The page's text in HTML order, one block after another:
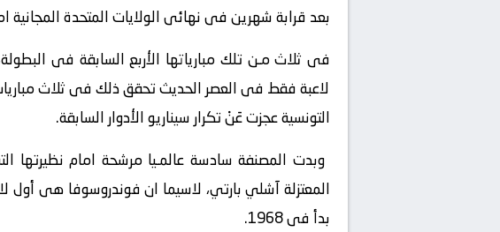
بعد قرابة شهرين فى نهائى الولايات المتحدة المجانية
فى ثلاث مـن تلك مبارياتها الأربع السابقة فى
لاعبة فقط فى العصر الحديث تحقق ذلك فى ثلاث
التونسية عجزت عَنْ تكرار سيناريو الأدوار السابقة.
بدأ فى 1968.